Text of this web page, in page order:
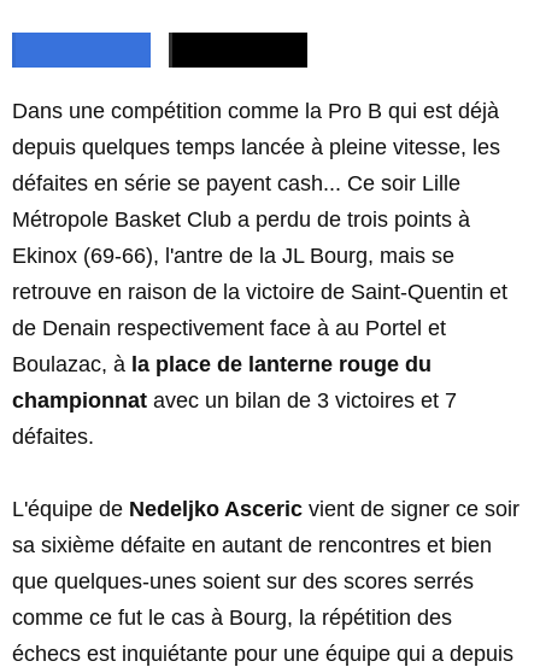
Dans une compétition comme la Pro B qui est déjà
depuis quelques temps lancée à pleine vitesse, les
défaites en série se payent cash... Ce soir Lille
Métropole Basket Club a perdu de trois points à
Ekinox (69-66), l'antre de la JL Bourg, mais se
retrouve en raison de la victoire de Saint-Quentin et
de Denain respectivement face à au Portel et
Boulazac, à la place de lanterne rouge du
championnat avec un bilan de 3 victoires et 7
défaites.
L'équipe de Nedeljko Asceric vient de signer ce soir
sa sixième défaite en autant de rencontres et bien
que quelques-unes soient sur des scores serrés
comme ce fut le cas à Bourg, la répétition des
échecs est inquiétante pour une équipe qui a depuis